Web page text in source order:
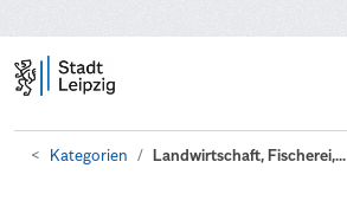
Kategorien Landwirtschaft, Fischerei,...